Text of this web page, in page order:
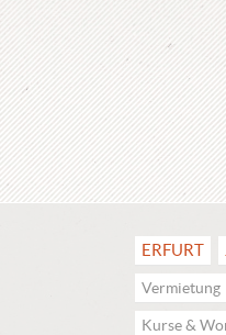
ERFURT
Vermietung
Kurse &